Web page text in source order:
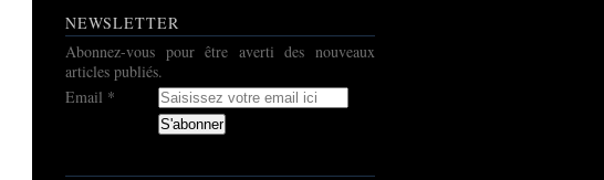
NEWSLETTER
Abonnez-vous pour être averti des nouveaux
articles publiés.
Email